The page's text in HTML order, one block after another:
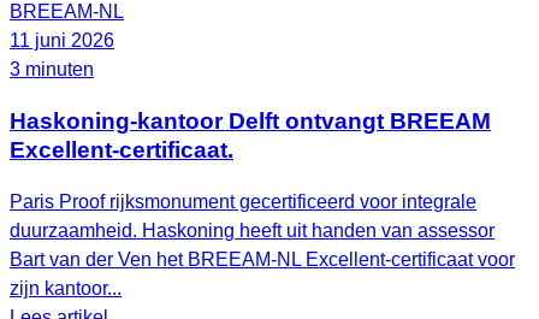
BREEAM-NL
11 juni 2026
3 minuten
Haskoning-kantoor Delft ontvangt BREEAM
Excellent-certificaat.
Paris Proof rijksmonument gecertificeerd voor integrale
duurzaamheid. Haskoning heeft uit handen van assessor
Bart van der Ven het BREEAM‑NL Excellent‑certificaat voor
zijn kantoor...